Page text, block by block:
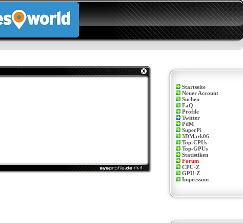
Startseite
Neuer Account
Suchen
FaQ
Profile
Twitter
PdM
SuperPi
3DMark06
Top-CPUs
Top-GPUs
Statistiken
Forum
CPU-Z
GPU-Z
Impressum